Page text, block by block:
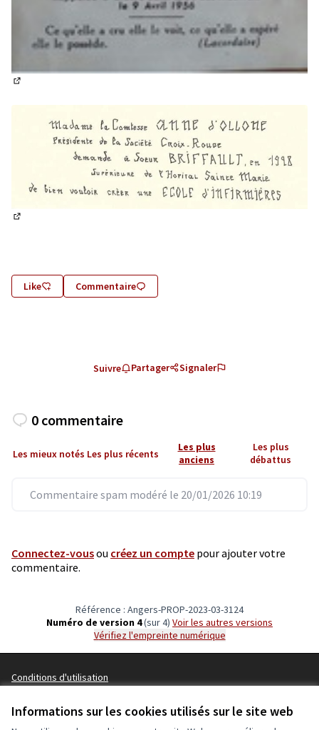
Informations sur les cookies utilisés sur le site web
Like Commentaire
Suivre Partager Signaler
0 commentaire
Les mieux notés Les plus récents
Les plus
anciens
Les plus
débattus
Commentaire spam modéré le 20/01/2026 10:19
Connectez-vousou créez un compte pour ajouter votre
commentaire.
Référence : Angers-PROP-2023-03-3124
Numéro de version 4(sur 4)
voir les autres versions
Vérifiez l'empreinte numérique
Conditions d'utilisation
Paramètres des cookies
(Lien externe)(Lien externe)